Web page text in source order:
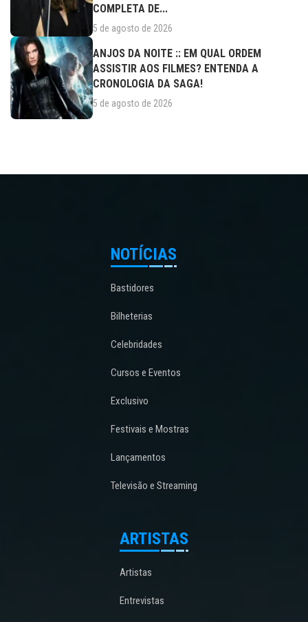
COMPLETA DE...
5 de agosto de 2026
ANJOS DA NOITE :: EM QUAL ORDEM
ASSISTIR AOS FILMES? ENTENDA A
CRONOLOGIA DA SAGA!
5 de agosto de 2026
NOTÍCIAS
Bastidores
Bilheterias
Celebridades
Cursos e Eventos
Exclusivo
Festivais e Mostras
Lançamentos
Televisão e Streaming
ARTISTAS
Artistas
Entrevistas